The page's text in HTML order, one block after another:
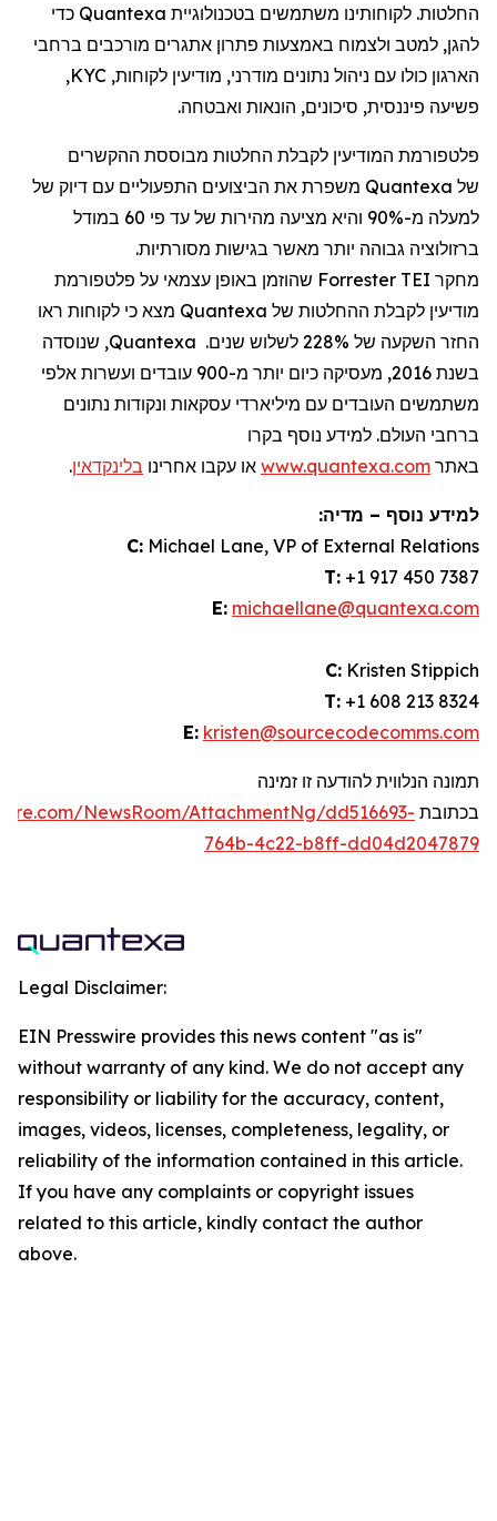
החלטות. לקוחותינו משתמשים בטכנולוגיית Quantexa כדי
להגן, למטב ולצמוח באמצעות פתרון אתגרים מורכבים ברחבי
הארגון כולו עם ניהול נתונים מודרני, מודיעין לקוחות, KYC
,
פשיעה פיננסית, סיכונים, הונאות ואבטחה.
פלטפורמת המודיעין לקבלת החלטות מבוססת ההקשרים
של Quantexa משפרת את הביצועים התפעוליים עם דיוק של
למעלה מ-90% והיא מציעה מהירות של עד פי 60 במודל
ברזולוציה גבוהה יותר מאשר בגישות מסורתיות.
מחקר Forrester TEI שהוזמן באופן עצמאי על פלטפורמת
מודיעין לקבלת ההחלטות של Quantexa מצא כי לקוחות ראו
החזר השקעה של 228% לשלוש שנים.
Quantexa, שנוסדה
בשנת 2016, מעסיקה כיום יותר מ-
900 עובדים ועשרות אלפי
משתמשים העובדים עם מיליארדי עסקאות ונקודות נתונים
ברחבי העולם. למידע נוסף בקרו
באתר www.quantexa.com או עקבו אחרינו בלינקדאין.
למידע נוסף – מדיה:
C: Michael Lane, VP of External Relations
T: +1 917 450 7387
E: michaellane@quantexa.com
C: Kristen Stippich
T: +1 608 213 8324
E: kristen@sourcecodecomms.com
תמונה הנלווית להודעה זו זמינה
בכתובת NewsRoom/AttachmentNg/dd516693-
764b-4c22-b8ff-dd04d2047879
Legal Disclaimer:
EIN Presswire provides this news content "as is"
without warranty of any kind. We do not accept any
responsibility or liability for the accuracy, content,
images, videos, licenses, completeness, legality, or
reliability of the information contained in this article.
If you have any complaints or copyright issues
related to this article, kindly contact the author
above.